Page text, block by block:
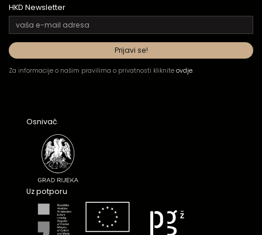
HKD Newsletter
Za informacije o našim pravilima o privatnosti kliknite ovdje.
Osnivač
Uz potporu